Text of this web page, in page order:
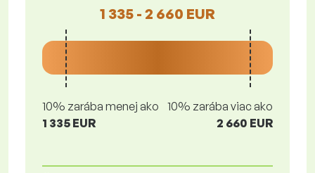
1 335 - 2 660 EUR
10% zarába menej ako
1 335 EUR
10% zarába viac ako
2 660 EUR